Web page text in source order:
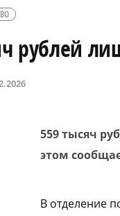
рублей
559 тысяч
этом
В отделение